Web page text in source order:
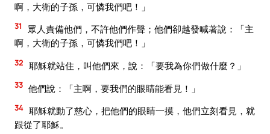
啊，大衛的子孫，可憐我們吧！」
31
眾人責備他們，不許他們作聲；他們卻越發喊著說：「主
啊，大衛的子孫，可憐我們吧！」
32 耶穌就站住，叫他們來，說：「要我為你們做什麼？」
33 他們說：「主啊，要我們的眼睛能看見！」
34 耶穌就動了慈心，把他們的眼睛一摸，他們立刻看見，就
跟從了耶穌。